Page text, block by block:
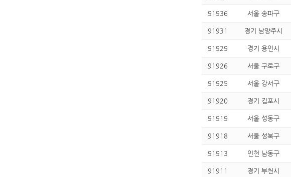
91936 서울 송파구
91931 경기 남양주시
91929 경기 용인시
91926 서울 구로구
91925 서울 강서구
91920 경기 김포시
91919 서울 성동구
91918 서울 성북구
91913 인천 남동구
91911 경기 부천시